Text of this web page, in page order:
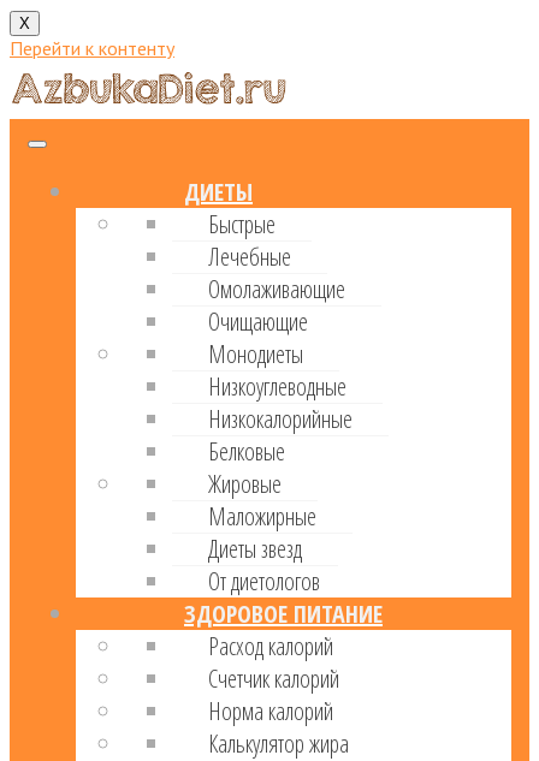
X
Перейти к контенту
ДИЕТЫ
Быстрые
Лечебные
Омолаживающие
Очищающие
Монодиеты
Низкоуглеводные
Низкокалорийные
Белковые
Жировые
Маложирные
Диеты звезд
От диетологов
ЗДОРОВОЕ ПИТАНИЕ
Расход калорий
Cчетчик калорий
Норма калорий
Калькулятор жира